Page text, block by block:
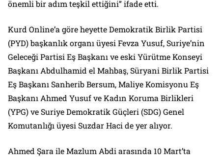
önemli bir adım teşkil ettiğini” ifade etti.
Kurd Online’a göre heyette Demokratik Birlik Partisi
(PYD) başkanlık organı üyesi Fevza Yusuf, Suriye’nin
Geleceği Partisi Eş Başkanı ve eski Yürütme Konseyi
Başkanı Abdulhamid el Mahbaş, Süryani Birlik Partisi
Eş Başkanı Sanherib Bersum, Maliye Komisyonu Eş
Başkanı Ahmed Yusuf ve Kadın Koruma Birlikleri
(YPG) ve Suriye Demokratik Güçleri (SDG) Genel
Komutanlığı üyesi Suzdar Haci de yer alıyor.
Ahmed Şara ile Mazlum Abdi arasında 10 Mart’ta